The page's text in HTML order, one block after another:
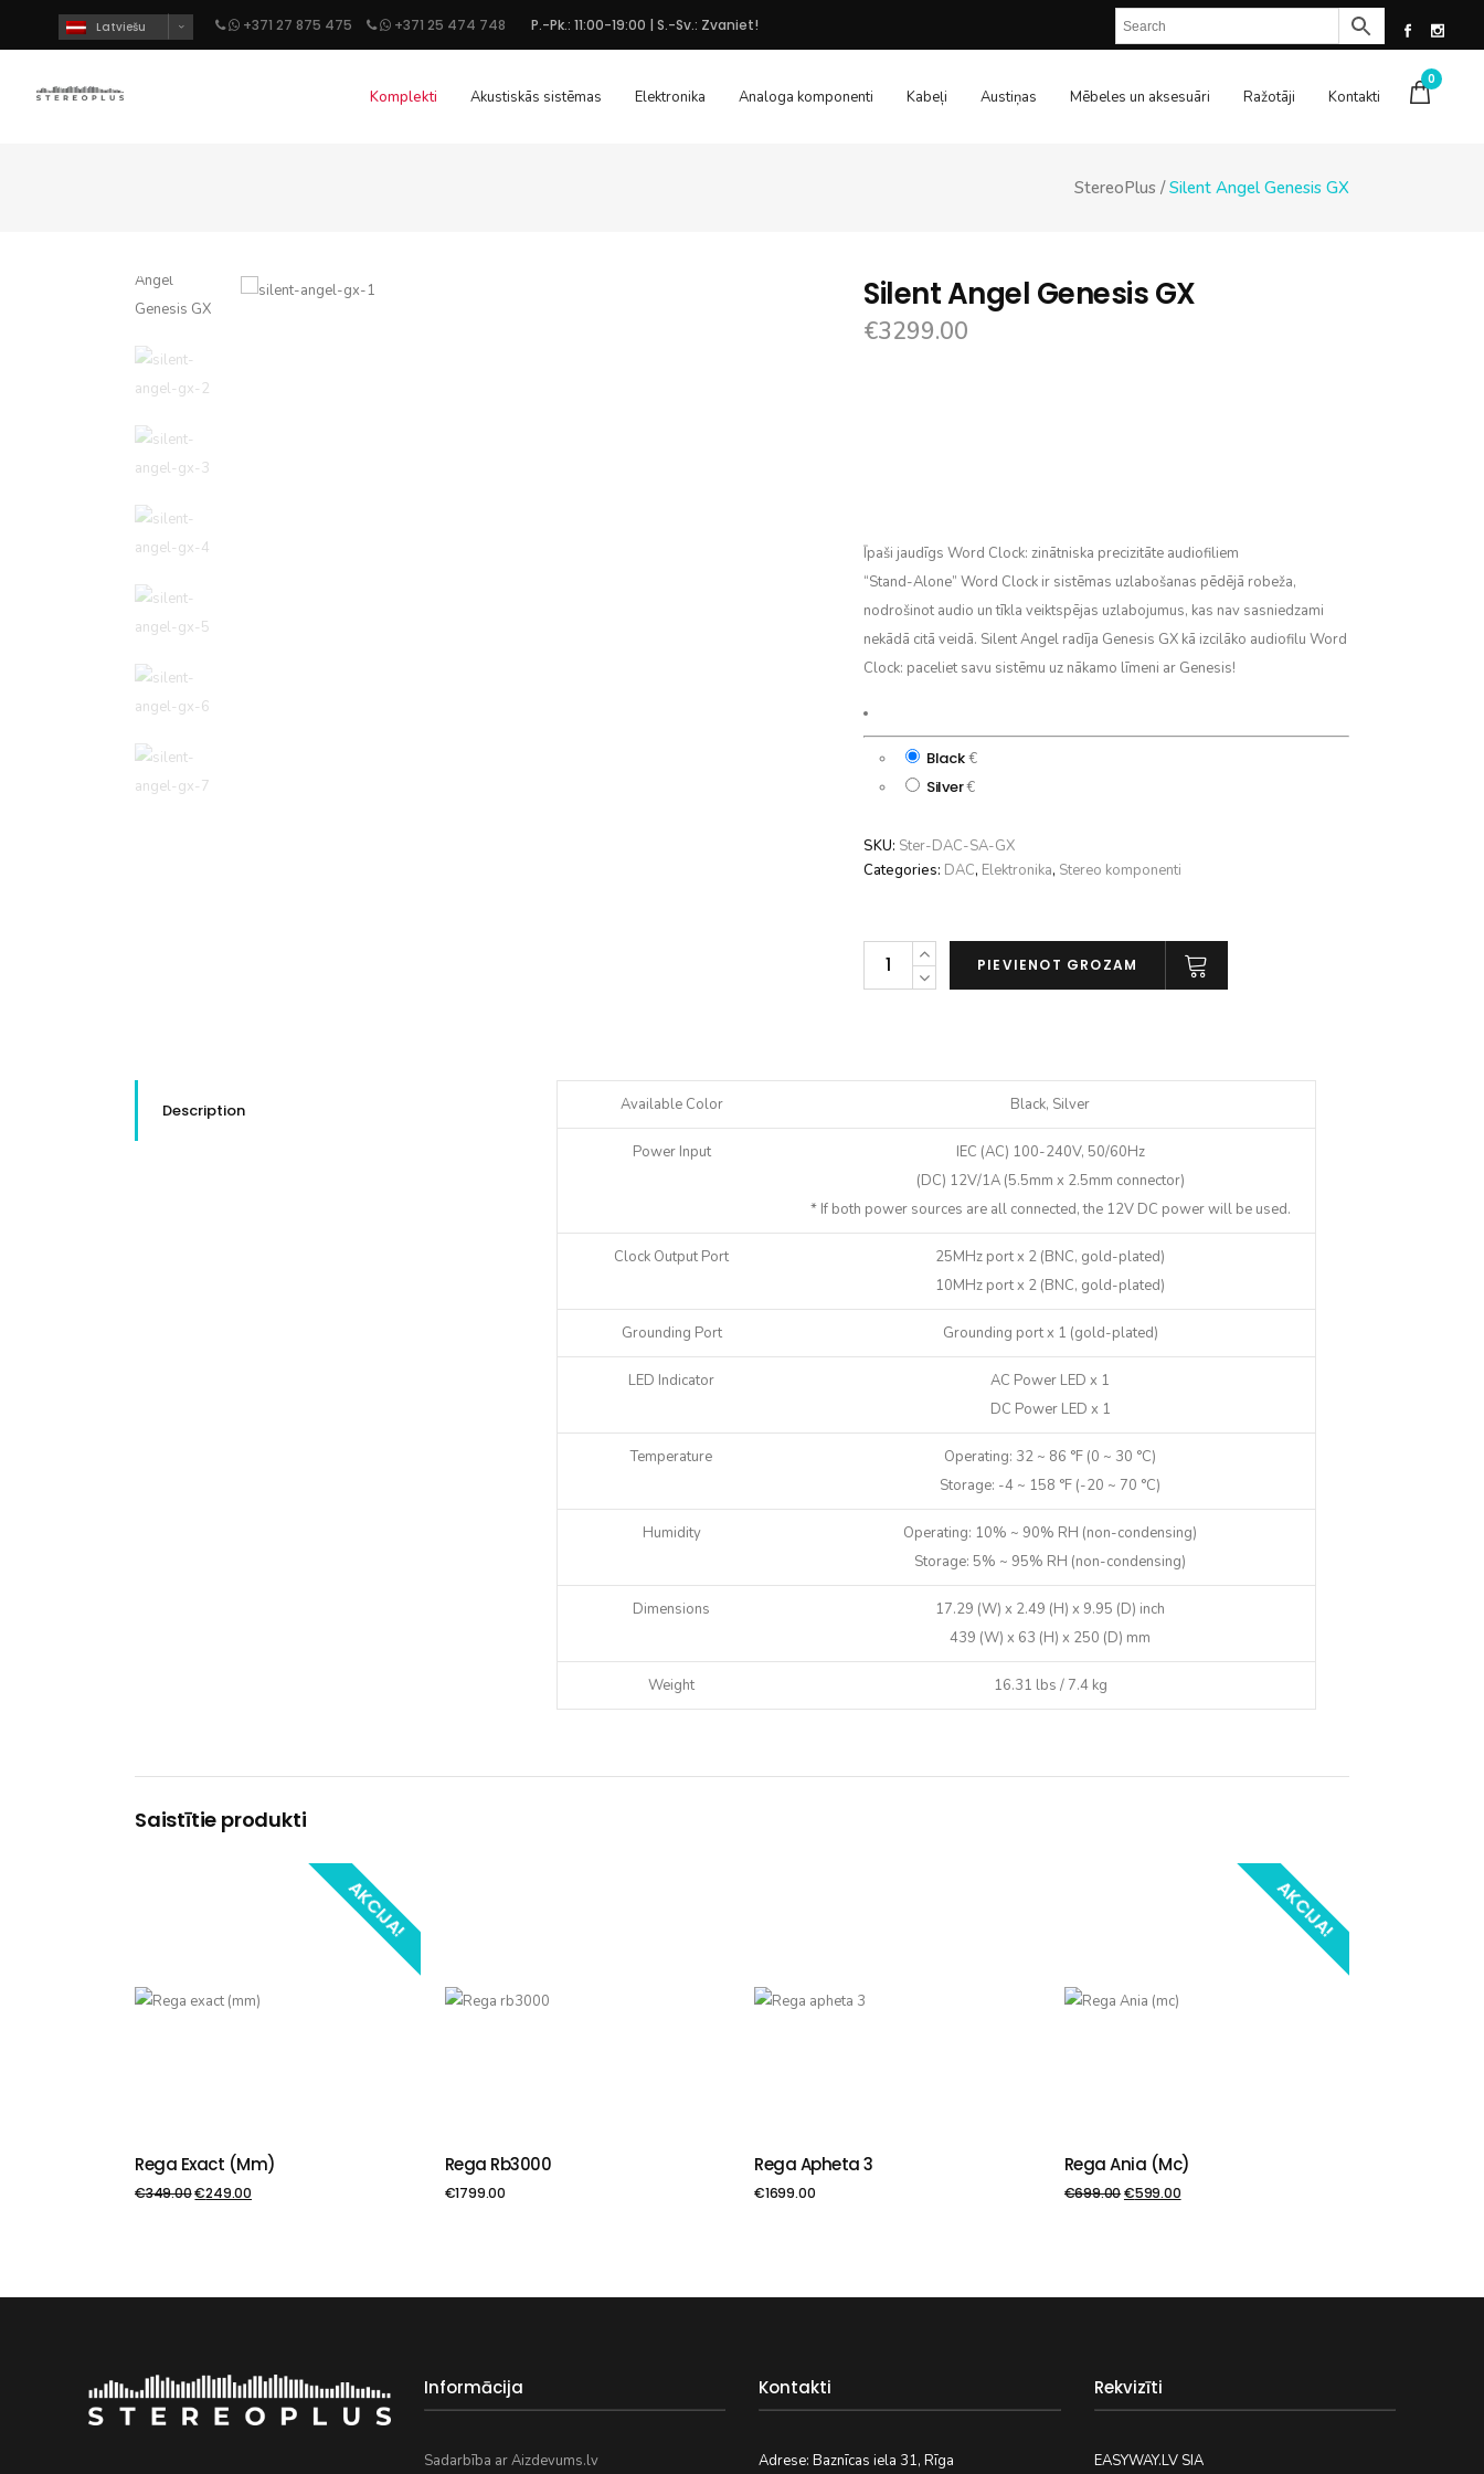
Latviešu +371 27 875 475 +371 25 474 748 P.-Pk.: 11:00-19:00 | S.-Sv.: Zvaniet!
Komplekti Akustiskās sistēmas Elektronika Analoga komponenti Kabeļi Austiņas Mēbeles un aksesuāri Ražotāji Kontakti
0
StereoPlus /Silent Angel Genesis GX
Silent Angel Genesis GX
€3299.00
Īpaši jaudīgs Word Clock: zinātniska precizitāte audiofiliem
“Stand-Alone” Word Clock ir sistēmas uzlabošanas pēdējā robeža,
nodrošinot audio un tīkla veiktspējas uzlabojumus, kas nav sasniedzami
nekādā citā veidā. Silent Angel radīja Genesis GX kā izcilāko audiofilu Word
Clock: paceliet savu sistēmu uz nākamo līmeni ar Genesis!
Black€
Silver€
SKU: Ster-DAC-SA-GX
Categories: DAC, Elektronika, Stereo komponenti
Silent
PIEVIENOT GROZAM
Description Available Color Black, Silver
Power Input
IEC (AC) 100-240V, 50/60Hz
(DC) 12V/1A (5.5mm x 2.5mm connector)
* If both power sources are all connected, the 12V DC power will be used.
Clock Output Port
25MHz port x 2 (BNC, gold-plated)
10MHz port x 2 (BNC, gold-plated)
Grounding Port Grounding port x 1 (gold-plated)
LED Indicator
AC Power LED x 1
DC Power LED x 1
Temperature
Operating: 32 ~ 86 °F (0 ~ 30 °C)
Storage: -4 ~ 158 °F (-20 ~ 70 °C)
Humidity
Operating: 10% ~ 90% RH (non-condensing)
Storage: 5% ~ 95% RH (non-condensing)
Dimensions
17.29 (W) x 2.49 (H) x 9.95 (D) inch
439 (W) x 63 (H) x 250 (D) mm
Weight 16.31 lbs / 7.4 kg
Saistītie produkti
AKCIJA!
PIEVIENOT GROZAM
Rega Exact (mm)
€349.00€249.00
PIEVIENOT GROZAM
Rega Rb3000
€1799.00
PIEVIENOT GROZAM
Rega Apheta 3
€1699.00
AKCIJA!
PIEVIENOT GROZAM
Rega Ania (mc)
€699.00€599.00
Informācija
Sadarbība ar Aizdevums.lv
Kontakti
Adrese: Baznīcas iela 31, Rīga
Rekvizīti
EASYWAY.LV SIA